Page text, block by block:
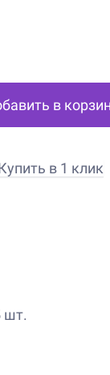
в
в 1 клик
шт.